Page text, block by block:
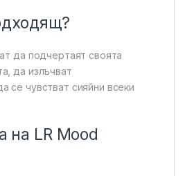
да подчертаят своята
да излъчват
се чувстват сияйни всеки
на LR Mood